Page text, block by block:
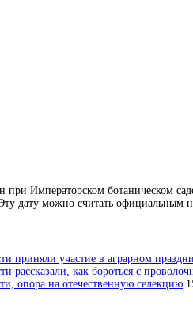
Императорском ботаническом
дату можно считать официальным
приняли участие в аграрном
рассказали, как бороться с
опора на отечественную селекцию